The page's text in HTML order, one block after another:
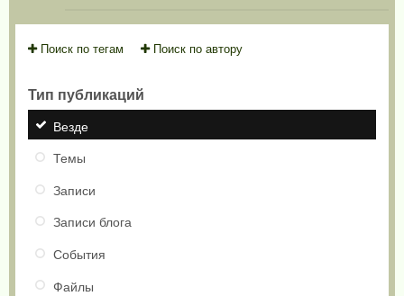
Поиск по тегам Поиск по автору
Тип публикаций
Везде
Темы
Записи
Записи блога
События
Файлы